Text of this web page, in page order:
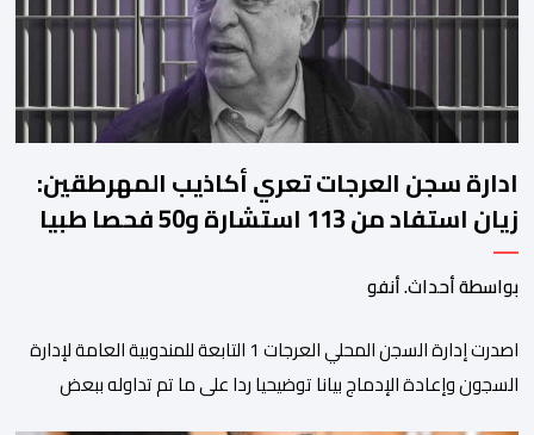
ادارة سجن العرجات تعري أكاذيب المهرطقين:
زيان استفاد من 113 استشارة و50 فحصا طبيا
بواسطة أحداث. أنفو
اصدرت إدارة السجن المحلي العرجات 1 التابعة للمندوبية العامة لإدارة
السجون وإعادة الإدماج بيانا توضيحيا ردا على ما تم تداوله ببعض